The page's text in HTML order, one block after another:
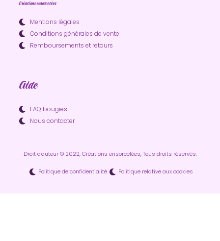
Créations ensorcelées
Mentions légales
Conditions générales de vente
Remboursements et retours
Aide
FAQ bougies
Nous contacter
Droit d'auteur © 2022, Créations ensorcelées, Tous droits réservés.
Politique de confidentialité Politique relative aux cookies